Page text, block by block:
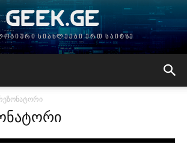
GEEK.GE
სიახლეები ერთ საიტზე